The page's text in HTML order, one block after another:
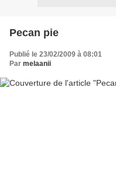
Pecan pie
Publié le 23/02/2009 à 08:01
Par melaanii